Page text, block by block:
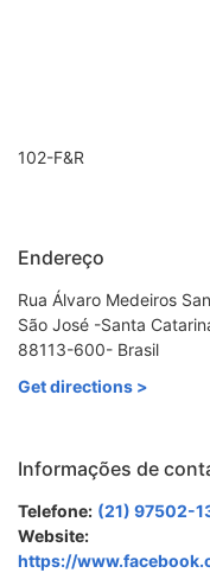
102-F&R
Endereço
Rua Álvaro Medeiros
São José -Santa
88113-600- Brasil
Get directions >
Informações de
Telefone: (21) 97502-
Website:
https://